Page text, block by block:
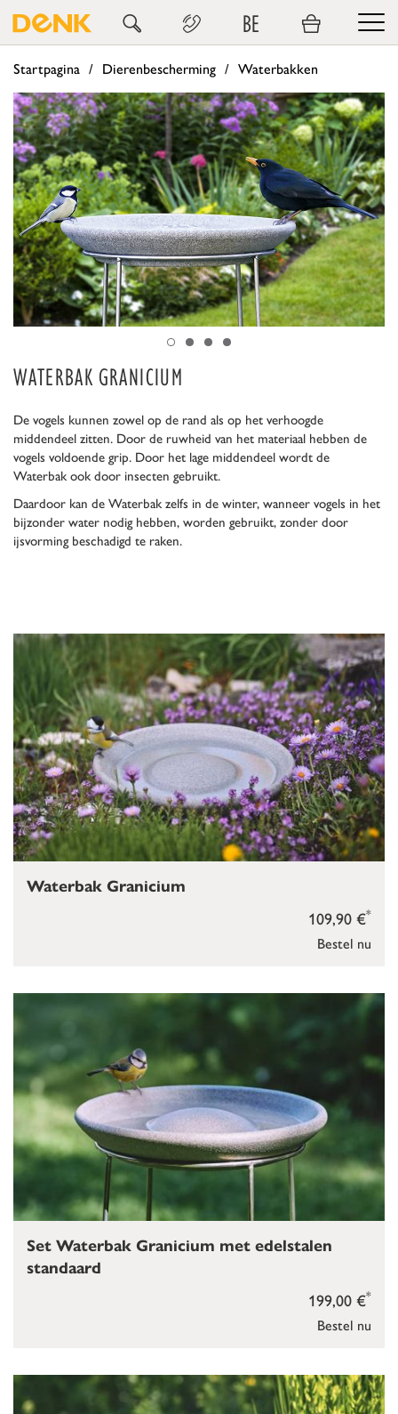
BE
Startpagina Dierenbescherming Waterbakken
WATERBAK GRANICIUM
De vogels kunnen zowel op de rand als op het verhoogde
middendeel zitten. Door de ruwheid van het materiaal hebben de
vogels voldoende grip. Door het lage middendeel wordt de
Waterbak ook door insecten gebruikt.
Daardoor kan de Waterbak zelfs in de winter, wanneer vogels in het
bijzonder water nodig hebben, worden gebruikt, zonder door
ijsvorming beschadigd te raken.
Bestel nu
109,90 €*
Waterbak Granicium
Bestel nu
199,00 €*
Set Waterbak Granicium met edelstalen
standaard